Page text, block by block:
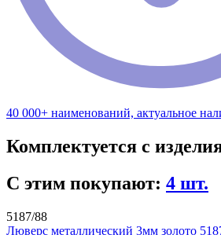
40 000+ наименований, актуальное
Комплектуется с
С этим покупают: 4 шт.
5187/88
Люверс металлический 3мм золото